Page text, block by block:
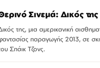
Σινεμά: Δικός της
της, μια αμερικανική
παραγωγής 2013, σε
Σπάικ Τζονς.